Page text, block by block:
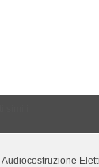
Audiocostruzione